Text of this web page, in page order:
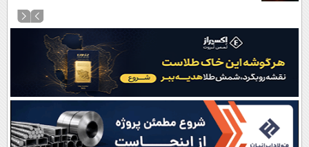
کردن
آرشیو
نظرسنجی
آب و هوا
اوقات شرعی
سواد زندگی